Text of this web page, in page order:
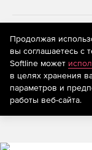
разных САПР
Можно
На
рекомендательные
предоставления
систематизации и
предпочтениям
находящихся на
Продолжая
вы соглашаетесь с
Softline может
в целях хранения
параметров и
работы веб-сайта.